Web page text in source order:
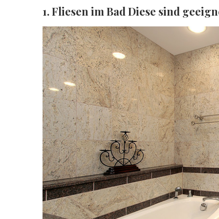
1. Fliesen im Bad Diese sind